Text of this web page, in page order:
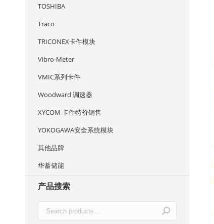
TOSHIBA
Traco
TRICONEX卡件模块
Vibro-Meter
VMIC系列卡件
Woodward 调速器
XYCOM 卡件特价销售
YOKOGAWA安全系统模块
其他品牌
华蓄储能
产品搜索